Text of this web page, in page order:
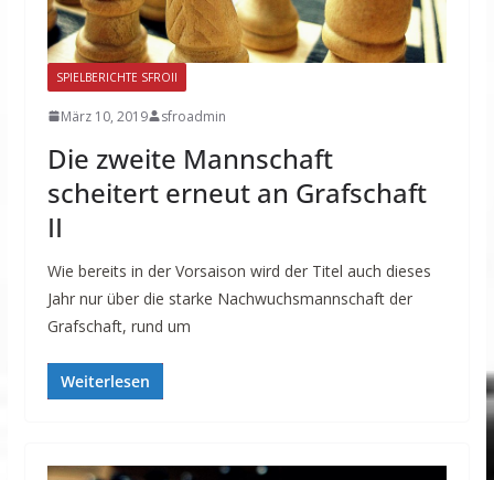
SPIELBERICHTE SFROII
März 10, 2019 sfroadmin
Die zweite Mannschaft
scheitert erneut an Grafschaft
II
Wie bereits in der Vorsaison wird der Titel auch dieses
Jahr nur über die starke Nachwuchsmannschaft der
Grafschaft, rund um
Weiterlesen